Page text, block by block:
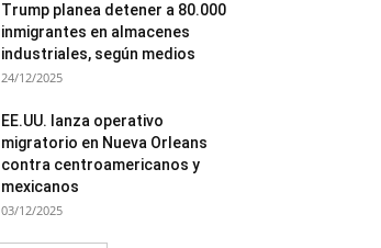
Trump planea detener a 80.000
inmigrantes en almacenes
industriales, según medios
24/12/2025
EE.UU. lanza operativo
migratorio en Nueva Orleans
contra centroamericanos y
mexicanos
03/12/2025